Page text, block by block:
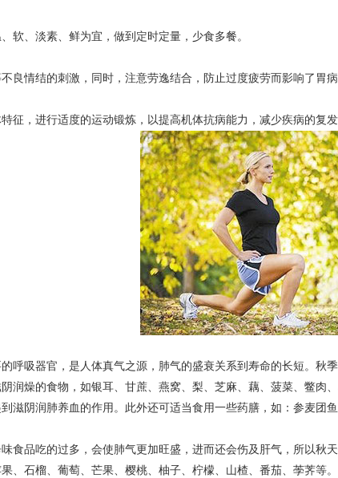
软、淡素、鲜为宜，做到定时定量，少食多餐。
良情结的刺激，同时，注意劳逸结合，防止过度疲劳而影响了胃病
征，进行适度的运动锻炼，以提高机体抗病能力，减少疾病的复发
呼吸器官，是人体真气之源，肺气的盛衰关系到寿命的长短。
润燥的食物，如银耳、甘蔗、燕窝、梨、芝麻、藕、菠菜、鳖
滋阴润肺养血的作用。此外还可适当食用一些药膳，如：参麦团
食品吃的过多，会使肺气更加旺盛，进而还会伤及肝气，所以秋
、石榴、葡萄、芒果、樱桃、柚子、柠檬、山楂、番茄、荸荠等。